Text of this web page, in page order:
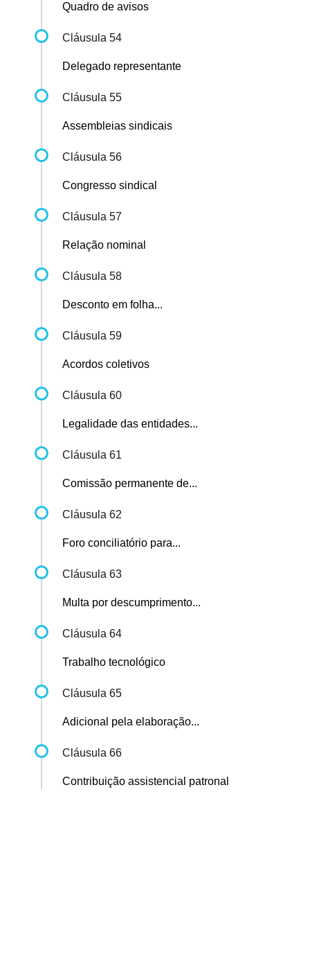
Quadro de avisos
Cláusula 54
Delegado representante
Cláusula 55
Assembleias sindicais
Cláusula 56
Congresso sindical
Cláusula 57
Relação nominal
Cláusula 58
Desconto em folha...
Cláusula 59
Acordos coletivos
Cláusula 60
Legalidade das entidades...
Cláusula 61
Comissão permanente de...
Cláusula 62
Foro conciliatório para...
Cláusula 63
Multa por descumprimento...
Cláusula 64
Trabalho tecnológico
Cláusula 65
Adicional pela elaboração...
Cláusula 66
Contribuição assistencial patronal